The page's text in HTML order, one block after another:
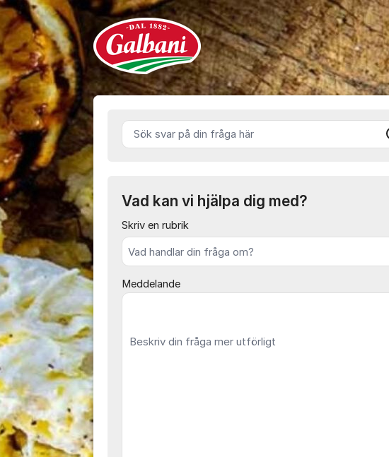
Hoppa till innehåll
Galbani -
Sök svar på din fråga här
Vad kan vi hjälpa dig med?
Skriv en rubrik
Meddelande